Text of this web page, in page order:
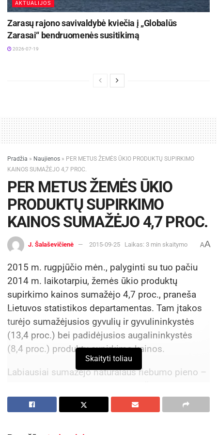
AKTUALIJOS
Zarasų rajono savivaldybė kviečia į „Globalūs
Zarasai“ bendruomenės susitikimą
2026-07-19
Pradžia » Naujienos » PER METUS ŽEMĖS ŪKIO PRODUKTŲ SUPIRKIMO
KAINOS SUMAŽĖJO 4,7 PROC.
PER METUS ŽEMĖS ŪKIO
PRODUKTŲ SUPIRKIMO
KAINOS SUMAŽĖJO 4,7 PROC.
J. Šalaševičienė 2015-09-25 Laikas: 3 min skaitymo AA
2015 m. rugpjūčio mėn., palyginti su tuo pačiu
2014 m. laikotarpiu, žemės ūkio produktų
supirkimo kainos sumažėjo 4,7 proc., praneša
Lietuvos statistikos departamentas. Tam įtakos
turėjo sumažėjusios gyvulių ir gyvulininkystės
(13,4 proc.) bei padidėjusios augalininkystės
(8,4 proc.) produktų supirkimo kainos.
Labiausiai sumažėjo natūralaus riebumo pieno –
21,4 proc., kiaulių – 14,4, avių ir ožkų – 5,9,
kiaušinių – 4,2, galvijų – 1,7 proc., – supirkimo
kainos.
Skaityti toliau